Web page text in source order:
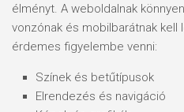
élményt. A weboldalnak
vonzónak és mobilbarátnak
érdemes figyelembe venni:
Színek és betűtípusok
Elrendezés és navigáció